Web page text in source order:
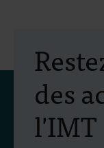
des
l'IMT